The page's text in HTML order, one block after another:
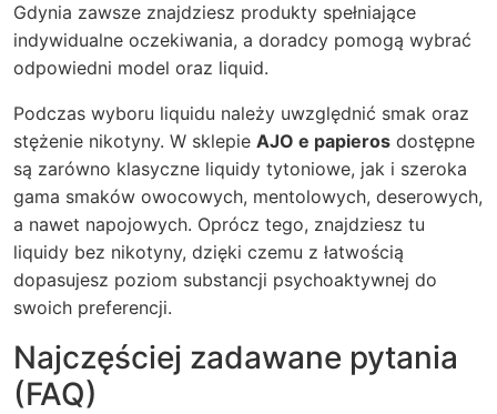
Gdynia zawsze znajdziesz produkty spełniające
indywidualne oczekiwania, a doradcy pomogą wybrać
odpowiedni model oraz liquid.
Podczas wyboru liquidu należy uwzględnić smak oraz
stężenie nikotyny. W sklepie AJO e papieros dostępne
są zarówno klasyczne liquidy tytoniowe, jak i szeroka
gama smaków owocowych, mentolowych, deserowych,
a nawet napojowych. Oprócz tego, znajdziesz tu
liquidy bez nikotyny, dzięki czemu z łatwością
dopasujesz poziom substancji psychoaktywnej do
swoich preferencji.
Najczęściej zadawane pytania
(FAQ)